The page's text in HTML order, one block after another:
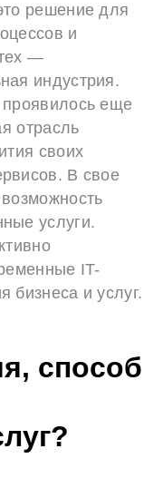
решение для
и
—
индустрия.
проявилось еще
отрасль
своих
В свое
услуги.
IT-
бизнеса и услуг.
способ